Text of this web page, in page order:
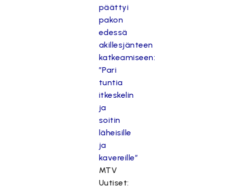
päättyi
pakon
edessä
akillesjänteen
katkeamiseen:
”Pari
tuntia
itkeskelin
ja
soitin
läheisille
ja
kavereille”
MTV
Uutiset: